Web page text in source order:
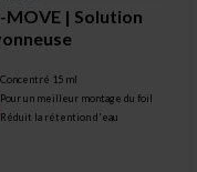
MOVE | Solution
Concentré 15 ml
Pour un meilleur montage du foil
Réduit la rétention d'eau